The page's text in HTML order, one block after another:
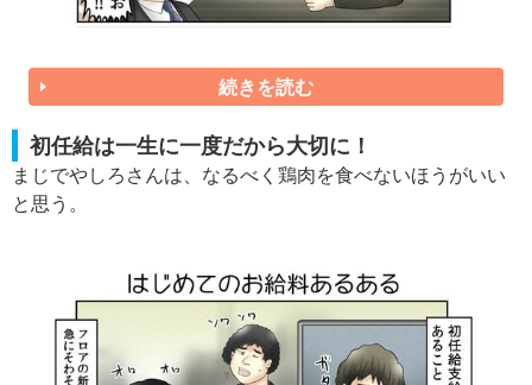
続きを読む
初任給は一生に一度だから大切に！
まじでやしろさんは、なるべく鶏肉を食べないほうがいい
と思う。